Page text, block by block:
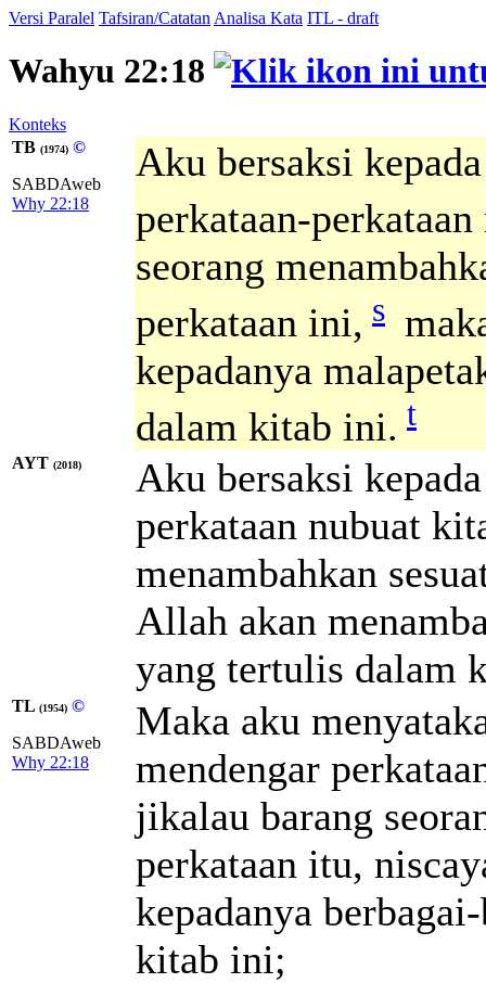
Versi Paralel Tafsiran/Catatan Analisa Kata ITL - draft
Wahyu 22:18
Konteks
TB (1974) ©
SABDAweb
Why 22:18
Aku bersaksi
perkataan-
seorang
perkataan ini, s
kepadanya
dalam kitab ini. t
AYT (2018)
Aku bersaksi
perkataan nubuat
menambahkan
Allah akan
yang tertulis dalam
TL (1954) ©
SABDAweb
Why 22:18
Maka aku
mendengar
jikalau barang
perkataan itu,
kepadanya
kitab ini;